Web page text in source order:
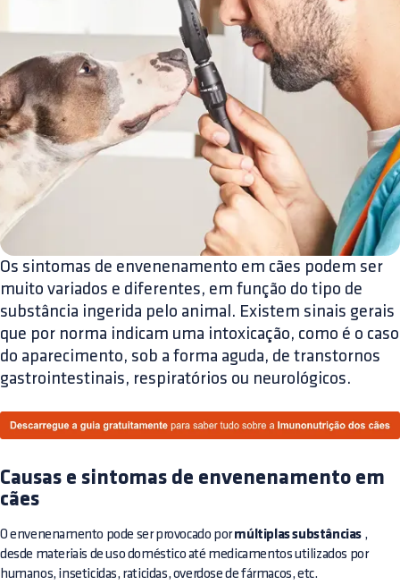
Os sintomas de envenenamento em cães podem ser
muito variados e diferentes, em função do tipo de
substância ingerida pelo animal. Existem sinais gerais
que por norma indicam uma intoxicação, como é o caso
do aparecimento, sob a forma aguda, de transtornos
gastrointestinais, respiratórios ou neurológicos.
Causas e sintomas de envenenamento em
cães
O envenenamento pode ser provocado pormúltiplas substâncias ,
desde materiais de uso doméstico até medicamentos utilizados por
humanos, inseticidas, raticidas, overdose de fármacos, etc.